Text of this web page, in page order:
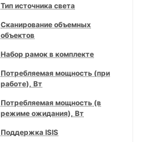
Тип источника света
Сканирование объемных
объектов
Набор рамок в комплекте
Потребляемая мощность (при
работе), Вт
Потребляемая мощность (в
режиме ожидания), Вт
Поддержка ISIS